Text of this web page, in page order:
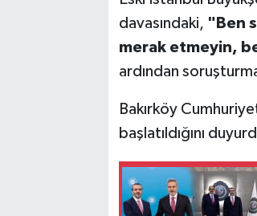
davasındaki, "Ben
merak etmeyin,
ardından
Bakırköy
başlatıldığını